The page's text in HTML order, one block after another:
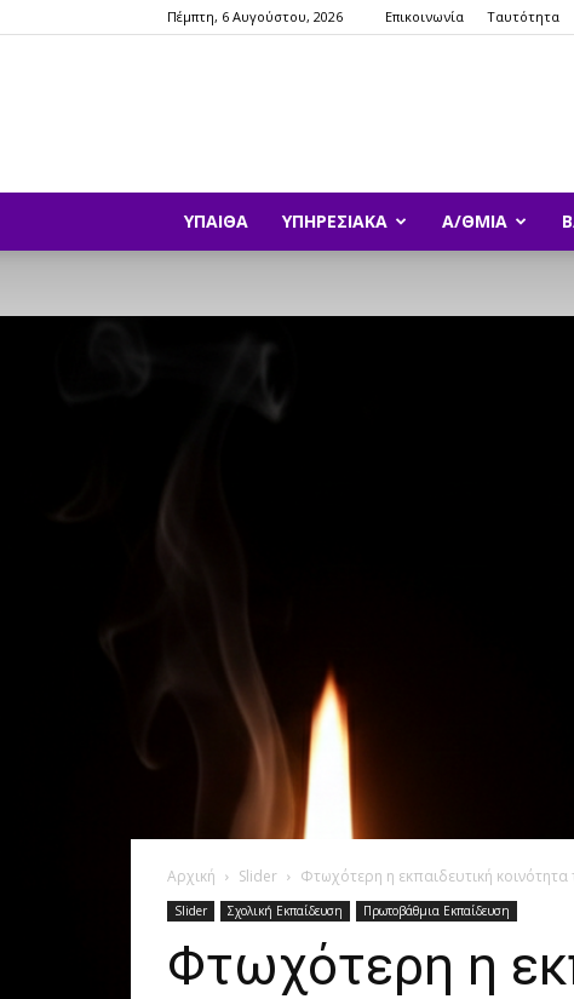
Πέμπτη, 6 Αυγούστου, 2026 Επικοινωνία Ταυτότητα
ΥΠΑΙΘΑ ΥΠΗΡΕΣΙΑΚΆ Α/ΘΜΙΑ
Αρχική Slider Φτωχότερη η εκπαιδευτική
Slider Σχολική Εκπαίδευση Πρωτοβάθμια Εκπαίδευση
Φτωχότερη η